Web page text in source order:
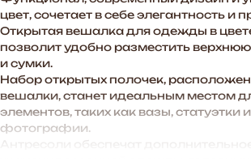
цвет, сочетает в себе элегантность и
Открытая вешалка для одежды в
позволит удобно разместить
и сумки.
Набор открытых полочек,
вешалки, станет идеальным местом
элементов, таких как вазы, статуэтки
фотографии.